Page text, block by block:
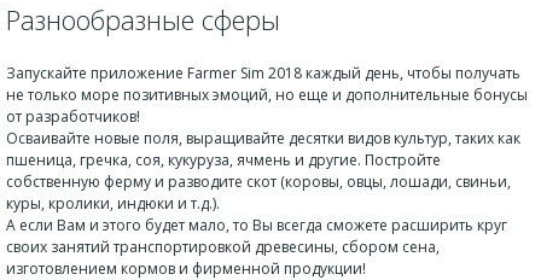
Разнообразные сферы
Запускайте приложение Farmer Sim 2018 каждый день, чтобы получать
не только море позитивных эмоций, но еще и дополнительные бонусы
от разработчиков!
Осваивайте новые поля, выращивайте десятки видов культур, таких как
пшеница, гречка, соя, кукуруза, ячмень и другие. Постройте
собственную ферму и разводите скот (коровы, овцы, лошади, свиньи,
куры, кролики, индюки и т.д.).
А если Вам и этого будет мало, то Вы всегда сможете расширить круг
своих занятий транспортировкой древесины, сбором сена,
изготовлением кормов и фирменной продукции!